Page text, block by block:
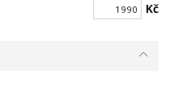
Kč